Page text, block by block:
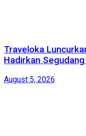
Traveloka
Hadirkan
August 5, 2026